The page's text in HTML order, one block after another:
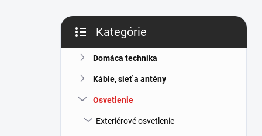
B
č
kategórie
Kategórie
Domáca technika
Káble, sieť a antény
Osvetlenie
Exteriérové osvetlenie